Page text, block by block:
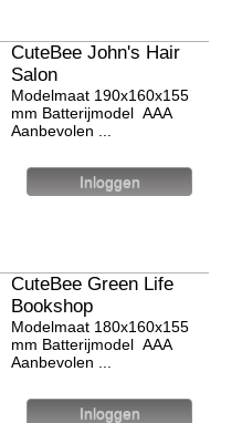
CuteBee John's Hair
Salon
Modelmaat 190х160х155
mm Batterijmodel ААА
Aanbevolen ...
CuteBee Green Life
Bookshop
Modelmaat 180x160x155
mm Batterijmodel ААА
Aanbevolen ...